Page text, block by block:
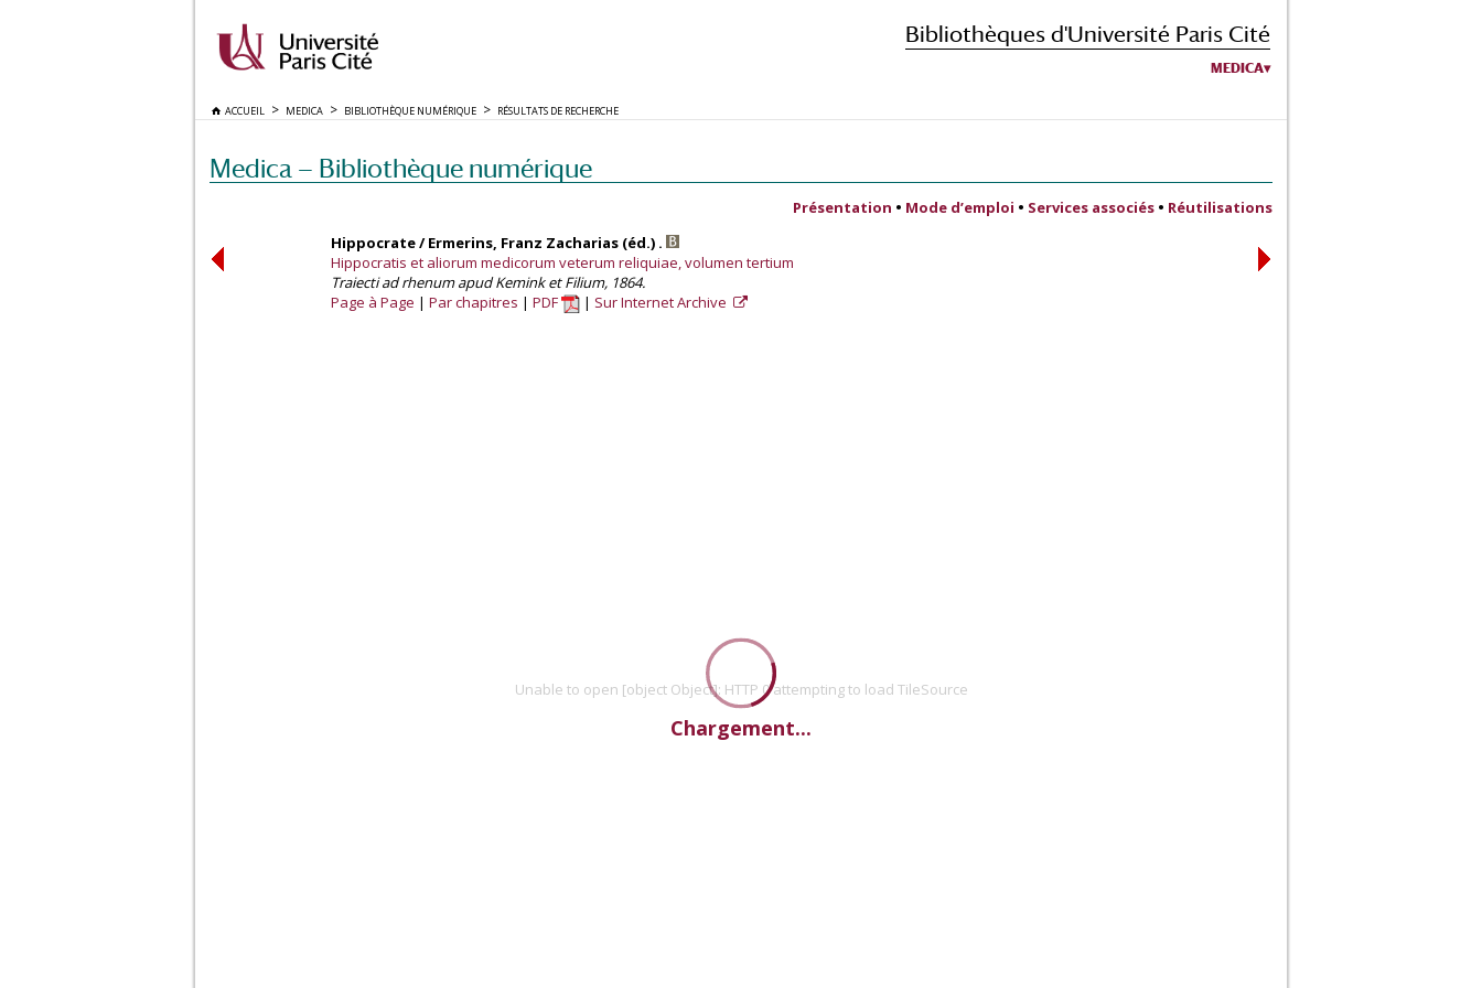
Bibliothèques d'Université Paris Cité
MEDICA
ACCUEIL MEDICA BIBLIOTHÈQUE NUMÉRIQUE RÉSULTATS DE RECHERCHE
Medica — Bibliothèque numérique
Présentation • Mode d’emploi • Services associés • Réutilisations
Hippocrate / Ermerins, Franz Zacharias (éd.) .
Hippocratis et aliorum medicorum veterum reliquiae, volumen tertium
Traiecti ad rhenum apud Kemink et Filium, 1864.
Page à Page
Par chapitres PDF Sur Internet Archive
Unable to open [object Object]: HTTP 0 attempting to load TileSource
Chargement...